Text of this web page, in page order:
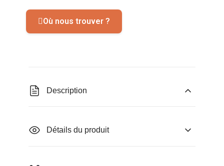
Où nous trouver ?
Description
Détails du produit